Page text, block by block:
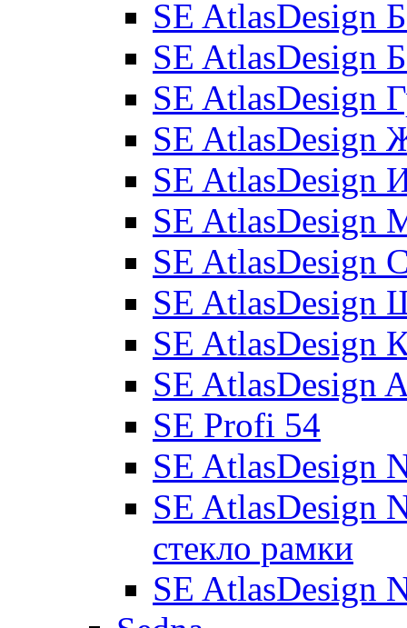
SE AtlasDesign
SE AtlasDesign
SE AtlasDesign
SE AtlasDesign
SE AtlasDesign
SE AtlasDesign
SE AtlasDesign
SE AtlasDesign
SE AtlasDesign
SE AtlasDesign
SE Profi 54
SE AtlasDesign
SE AtlasDesign
стекло рамки
SE AtlasDesign